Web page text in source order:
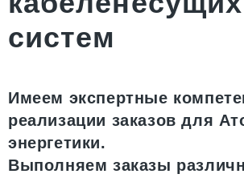
систем
Имеем экспертные
реализации заказов для
энергетики.
Выполняем заказы